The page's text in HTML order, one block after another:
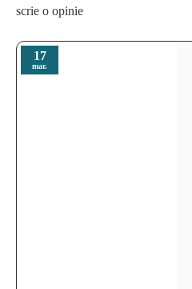
17
mar.
scrie o opinie